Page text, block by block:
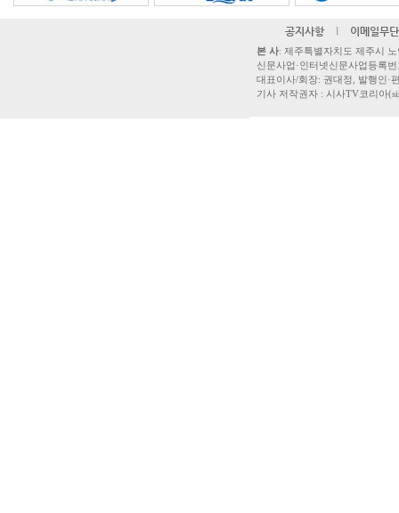
공지사항 l 이메일무
본 사: 제주특별자치도 제주시
신문사업·인터넷신문사업등록
대표이사/회장: 권대정, 발행인·
기사 저작권자 : 시사TV코리아